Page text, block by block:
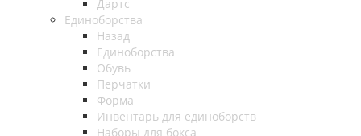
Дартс
Единоборства
Назад
Единоборства
Обувь
Перчатки
Форма
Инвентарь для единоборств
Наборы для бокса